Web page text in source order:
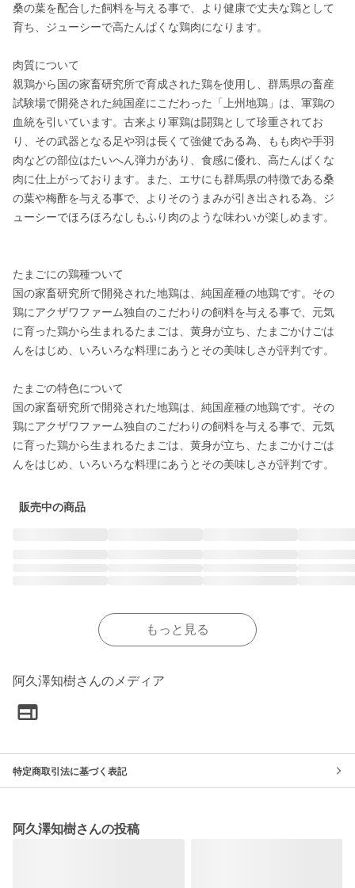
桑の葉を配合した飼料を与える事で、より健康で丈夫な鶏として
育ち、ジューシーで高たんぱくな鶏肉になります。
肉質について
親鶏から国の家畜研究所で育成された鶏を使用し、群馬県の畜産
試験場で開発された純国産にこだわった「上州地鶏」は、軍鶏の
血統を引いています。古来より軍鶏は闘鶏として珍重されてお
り、その武器となる足や羽は長くて強健である為、もも肉や手羽
肉などの部位はたいへん弾力があり、食感に優れ、高たんぱくな
肉に仕上がっております。また、エサにも群馬県の特徴である桑
の葉や梅酢を与える事で、よりそのうまみが引き出される為、ジ
ューシーでほろほろなしもふり肉のような味わいが楽しめます。
たまごにの鶏種ついて
国の家畜研究所で開発された地鶏は、純国産種の地鶏です。その
鶏にアクザワファーム独自のこだわりの飼料を与える事で、元気
に育った鶏から生まれるたまごは、黄身が立ち、たまごかけごは
んをはじめ、いろいろな料理にあうとその美味しさが評判です。
たまごの特色について
国の家畜研究所で開発された地鶏は、純国産種の地鶏です。その
鶏にアクザワファーム独自のこだわりの飼料を与える事で、元気
に育った鶏から生まれるたまごは、黄身が立ち、たまごかけごは
んをはじめ、いろいろな料理にあうとその美味しさが評判です。
販売中の商品
もっと見る
阿久澤知樹さんのメディア
特定商取引法に基づく表記
阿久澤知樹さんの投稿